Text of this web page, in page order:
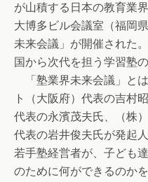
が山積する日本の教育業
大博多ビル会議室（福岡
未来会議」が開催された
国から次代を担う学習塾
「塾業界未来会議」と
ト（大阪府）代表の吉村
代表の永濱茂夫氏、（株
代表の岩井俊夫氏が発起
若手塾経営者が、子ども
のために何ができるのか